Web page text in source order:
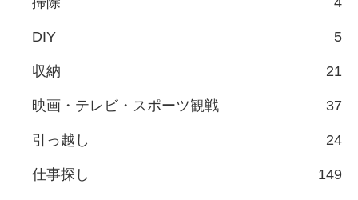
DIY 5
収納 21
映画・テレビ・スポーツ観戦 37
引っ越し 24
仕事探し 149